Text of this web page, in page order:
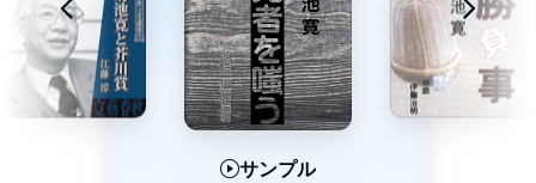
サンプル